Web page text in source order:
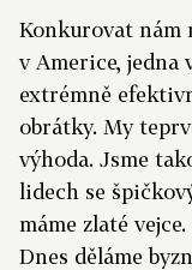
Konkurovat nám
v Americe, jedna
extrémně
obrátky. My
výhoda. Jsme
lidech se
máme zlaté
Dnes děláme